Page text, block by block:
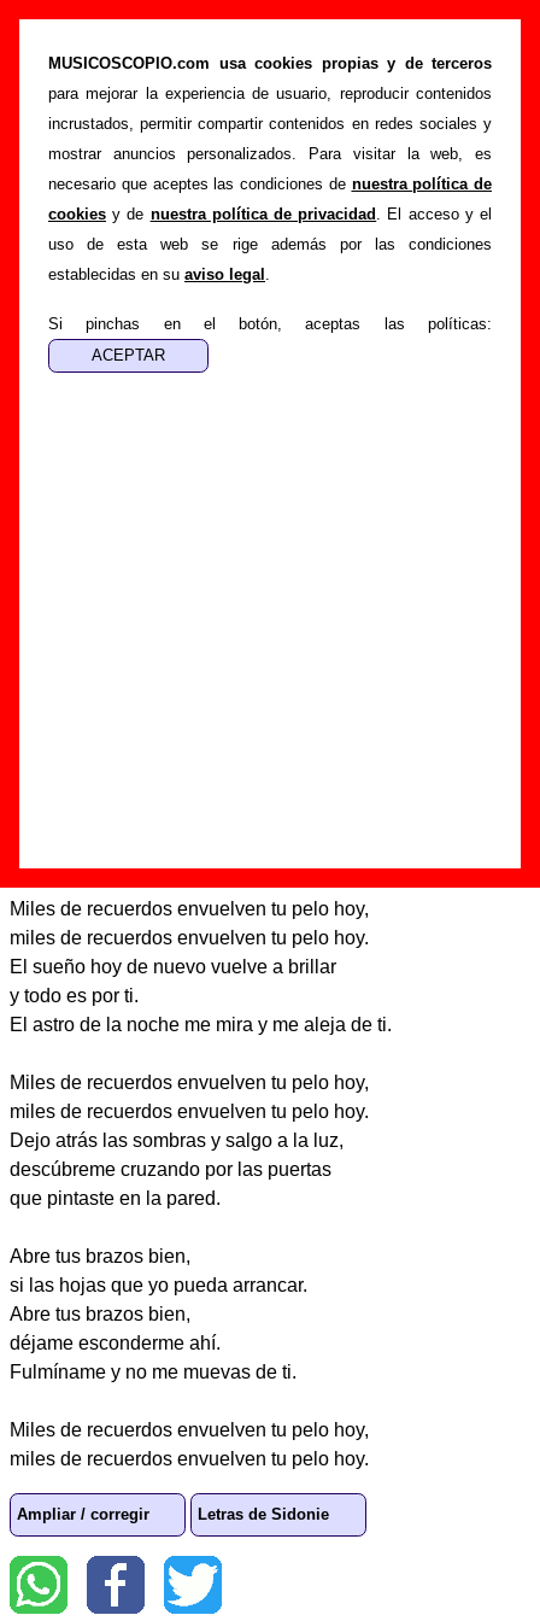
MUSICOSCOPIO.com usa cookies propias y de terceros
para mejorar la experiencia de usuario, reproducir contenidos
incrustados, permitir compartir contenidos en redes sociales y
mostrar anuncios personalizados. Para visitar la web, es
necesario que aceptes las condiciones de nuestra política de
cookies y de nuestra política de privacidad . El acceso y el
uso de esta web se rige además por las condiciones
establecidas en su aviso legal .
Si pinchas en el botón, aceptas las políticas:
“Miles”, canción de Sidonie (Letra e
información)
Portada >Sidonie >Canciones >Miles
Esta página pretende recopilar todo tipo de información
sobre lacanción "Miles" interpretada porSidonie. Además
de su letra, también aparecerá información sobre el autor o
los autores, sobre los discos en los que está incluido este
tema, sobre la grabación del mismo, sobre versiones a cargo
adicional, puedes ayudar acompletar esta información
Miles de recuerdos envuelven tu pelo hoy,
miles de recuerdos envuelven tu pelo hoy.
El sueño hoy de nuevo vuelve a brillar
y todo es por ti.
El astro de la noche me mira y me aleja de ti.
Miles de recuerdos envuelven tu pelo hoy,
miles de recuerdos envuelven tu pelo hoy.
Dejo atrás las sombras y salgo a la luz,
descúbreme cruzando por las puertas
que pintaste en la pared.
Abre tus brazos bien,
si las hojas que yo pueda arrancar.
Abre tus brazos bien,
déjame esconderme ahí.
Fulmíname y no me muevas de ti.
Miles de recuerdos envuelven tu pelo hoy,
miles de recuerdos envuelven tu pelo hoy.
Ampliar / corregir Letras de Sidonie